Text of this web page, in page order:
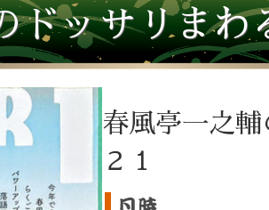
ドッサリま
春風亭一之
２１